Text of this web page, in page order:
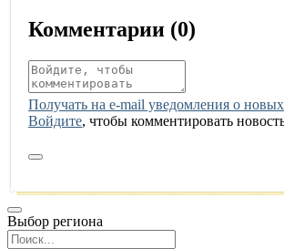
Комментарии (0)
Получать на e‑mail уведомления о
Войдите, чтобы комментировать
Выбор региона